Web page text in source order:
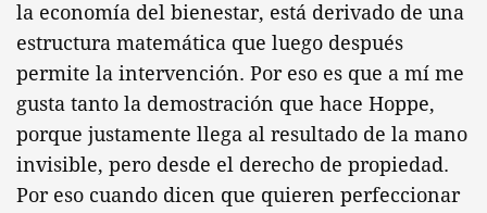
la economía del bienestar, está derivado de una
estructura matemática que luego después
permite la intervención. Por eso es que a mí me
gusta tanto la demostración que hace Hoppe,
porque justamente llega al resultado de la mano
invisible, pero desde el derecho de propiedad.
Por eso cuando dicen que quieren perfeccionar